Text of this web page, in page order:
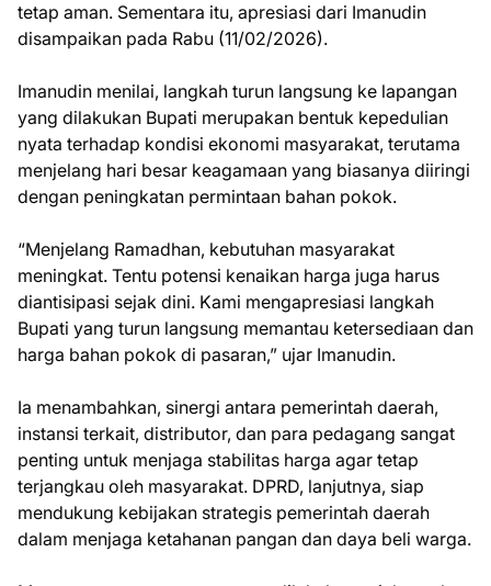
tetap aman. Sementara itu, apresiasi dari Imanudin
disampaikan pada Rabu (11/02/2026).
Imanudin menilai, langkah turun langsung ke lapangan
yang dilakukan Bupati merupakan bentuk kepedulian
nyata terhadap kondisi ekonomi masyarakat, terutama
menjelang hari besar keagamaan yang biasanya diiringi
dengan peningkatan permintaan bahan pokok.
“Menjelang Ramadhan, kebutuhan masyarakat
meningkat. Tentu potensi kenaikan harga juga harus
diantisipasi sejak dini. Kami mengapresiasi langkah
Bupati yang turun langsung memantau ketersediaan dan
harga bahan pokok di pasaran,” ujar Imanudin.
Ia menambahkan, sinergi antara pemerintah daerah,
instansi terkait, distributor, dan para pedagang sangat
penting untuk menjaga stabilitas harga agar tetap
terjangkau oleh masyarakat. DPRD, lanjutnya, siap
mendukung kebijakan strategis pemerintah daerah
dalam menjaga ketahanan pangan dan daya beli warga.